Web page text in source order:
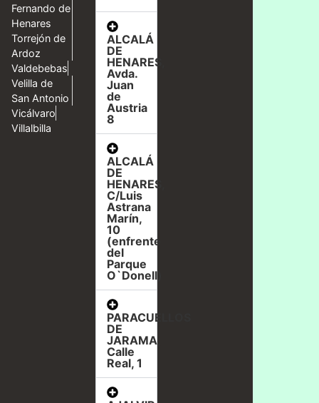
Fernando de
Henares
Torrejón de
Ardoz
Valdebebas
Velilla de
San Antonio
Vicálvaro
Villalbilla
ALCALÁ
DE
HENARES,
Avda.
Juan
de
Austria
8
ALCALÁ
DE
HENARES,
C/Luis
Astrana
Marín,
10
(enfrente
del
Parque
O`Donell)
PARACUELLOS
DE
JARAMA,
Calle
Real, 1